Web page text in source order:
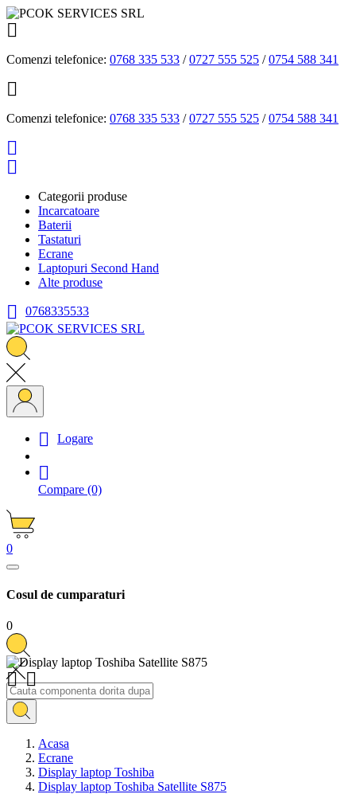

Comenzi telefonice: 0768 335 533 /0727 555 525 /0754 588 341

Comenzi telefonice: 0768 335 533 /0727 555 525 /0754 588 341


Categorii produse
Incarcatoare
Baterii
Tastaturi
Ecrane
Laptopuri Second Hand
Alte produse
 0768335533
 Logare

Compare (0)
0
Cosul de cumparaturi
0
Acasa
Ecrane
Display laptop Toshiba
Display laptop Toshiba Satellite S875
 